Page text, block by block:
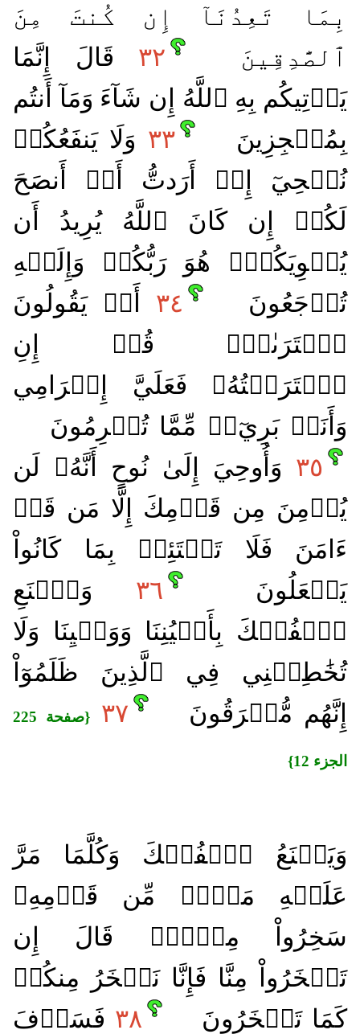
بِمَا تَعِدُنَآ إِن كُنتَ مِنَ
ٱلصَّٰدِقِينَ
٣٢ قَالَ إِنَّمَا
يَأۡتِيكُم بِهِ ٱللَّهُ إِن شَآءَ وَمَآ أَنتُم
بِمُعۡجِزِينَ
٣٣ وَلَا يَنفَعُكُمۡ
نُصۡحِيٓ إِنۡ أَرَدتُّ أَنۡ أَنصَحَ
لَكُمۡ إِن كَانَ ٱللَّهُ يُرِيدُ أَن
يُغۡوِيَكُمۡۚ هُوَ رَبُّكُمۡ وَإِلَيۡهِ
تُرۡجَعُونَ
٣٤ أَمۡ يَقُولُونَ
ٱفۡتَرَىٰهُۖ قُلۡ إِنِ
ٱفۡتَرَيۡتُهُۥ فَعَلَيَّ إِجۡرَامِي
وَأَنَا۠ بَرِيٓءٞ مِّمَّا تُجۡرِمُونَ
٣٥ وَأُوحِيَ إِلَىٰ نُوحٍ أَنَّهُۥ لَن
يُؤۡمِنَ مِن قَوۡمِكَ إِلَّا مَن قَدۡ
ءَامَنَ فَلَا تَبۡتَئِسۡ بِمَا كَانُواْ
يَفۡعَلُونَ
٣٦ وَٱصۡنَعِ
ٱلۡفُلۡكَ بِأَعۡيُنِنَا وَوَحۡيِنَا وَلَا
تُخَٰطِبۡنِي فِي ٱلَّذِينَ ظَلَمُوٓاْ
إِنَّهُم مُّغۡرَقُونَ
٣٧ {صفحة 225
الجزء 12}
وَيَصۡنَعُ ٱلۡفُلۡكَ وَكُلَّمَا مَرَّ
عَلَيۡهِ مَلَأٞ مِّن قَوۡمِهِۦ
سَخِرُواْ مِنۡهُۚ قَالَ إِن
تَسۡخَرُواْ مِنَّا فَإِنَّا نَسۡخَرُ مِنكُمۡ
كَمَا تَسۡخَرُونَ
٣٨ فَسَوۡفَ